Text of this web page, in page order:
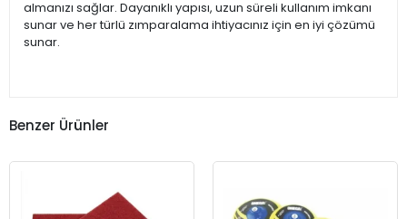
almanızı sağlar. Dayanıklı yapısı, uzun süreli kullanım imkanı
sunar ve her türlü zımparalama ihtiyacınız için en iyi çözümü
sunar.
Benzer Ürünler